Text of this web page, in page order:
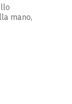
mano,